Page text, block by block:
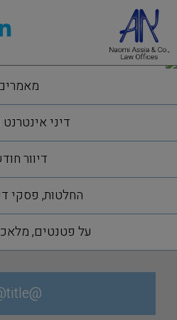
דיני
דיוור
החלטות, פסקי
על פטנטים,
@title@